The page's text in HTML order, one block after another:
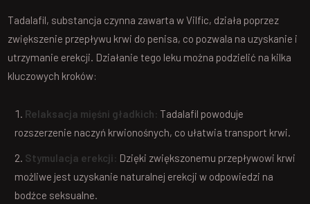
Tadalafil, substancja czynna zawarta w Vilfic, działa poprzez
zwiększenie przepływu krwi do penisa, co pozwala na uzyskanie i
utrzymanie erekcji. Działanie tego leku można podzielić na kilka
kluczowych kroków:
Relaksacja mięśni gładkich: Tadalafil powoduje
rozszerzenie naczyń krwionośnych, co ułatwia transport krwi.
Stymulacja erekcji: Dzięki zwiększonemu przepływowi krwi
możliwe jest uzyskanie naturalnej erekcji w odpowiedzi na
bodźce seksualne.